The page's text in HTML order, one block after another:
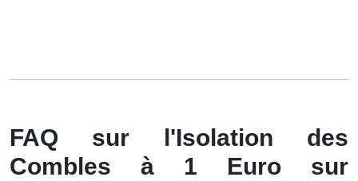
FAQ sur l'Isolation des
Combles à 1 Euro sur